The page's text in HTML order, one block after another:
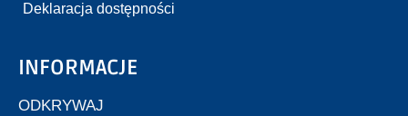
Deklaracja dostępności
INFORMACJE
ODKRYWAJ